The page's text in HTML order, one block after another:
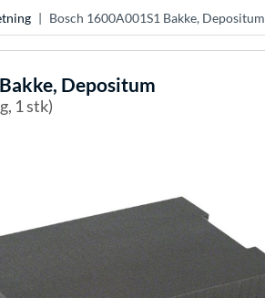
Bosch ‎1600A001S1 Bakke, Depositum
Depositum
1 stk)